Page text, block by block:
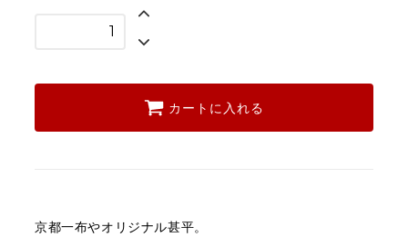
カートに入れる
京都一布やオリジナル甚平。